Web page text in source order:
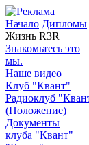
Начало Дипломы
Жизнь R3R
Знакомьтесь это
мы.
Наше видео
Клуб "Квант"
Радиоклуб
(Положение)
Документы
клуба "Квант"